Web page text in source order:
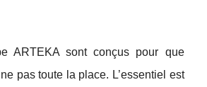
ARTEKA sont conçus pour que
pas toute la place. L’essentiel est